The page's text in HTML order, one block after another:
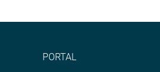
PORTAL